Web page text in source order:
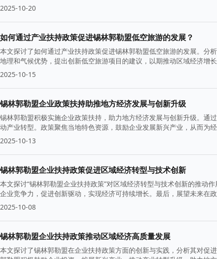
2025-10-20
如何通过产业扶持政策促进锡林郭勒盟低空旅游的发展？
本文探讨了如何通过产业扶持政策促进锡林郭勒盟低空旅游的发展。分
地理和气候优势，提出创新低空旅游项目的建议，以期推动区域经济增
2025-10-15
锡林郭勒盟企业政策扶持助推地方经济发展与创新升级
锡林郭勒盟积极实施企业政策扶持，助力地方经济发展与创新升级。通
动产业转型。政策聚焦当地特色资源，鼓励企业发展新兴产业，从而为
2025-10-13
锡林郭勒盟企业扶持政策促进区域经济转型与技术创新
本文探讨“锡林郭勒盟企业扶持政策”对区域经济转型与技术创新的推动
企业竞争力，促进创新驱动，实现经济可持续增长。最后，展望未来在
2025-10-08
锡林郭勒盟企业扶持政策推动区域经济高质量发展
本文探讨了锡林郭勒盟在企业扶持政策方面的创新与实践，分析其对促